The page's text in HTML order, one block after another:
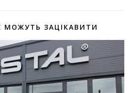
МОЖУТЬ ЗАЦІКАВИТИ